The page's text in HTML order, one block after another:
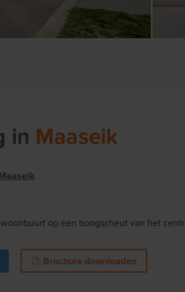
in Maaseik
op een boogscheut van het
Brochure downloaden